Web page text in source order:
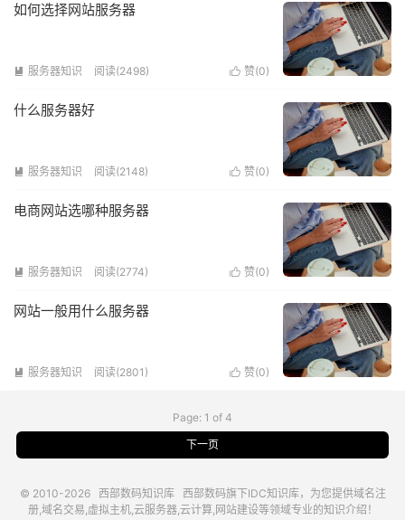
如何选择网站服务器
 服务器知识 阅读(2498)  赞(0)
什么服务器好
 服务器知识 阅读(2148)  赞(0)
电商网站选哪种服务器
 服务器知识 阅读(2774)  赞(0)
网站一般用什么服务器
 服务器知识 阅读(2801)  赞(0)
Page: 1 of 4
下一页
© 2010-2026 西部数码知识库 西部数码旗下IDC知识库，为您提供域名注
册,域名交易,虚拟主机,云服务器,云计算,网站建设等领域专业的知识介绍！